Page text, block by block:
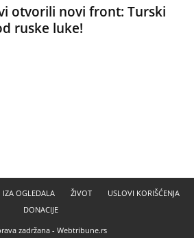
otvorili novi front: Turski
ruske luke!
IZA OGLEDALA ŽIVOT
USLOVI KORIŠĆENJA
DONACIJE
zadržana - Webtribune.rs